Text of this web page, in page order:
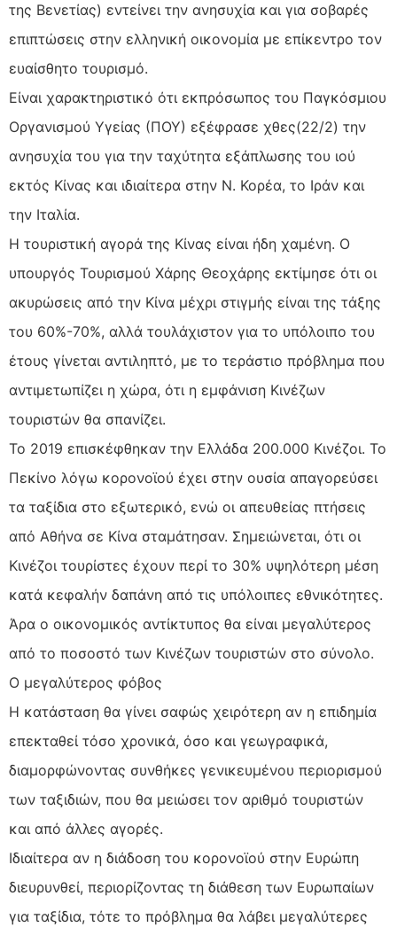
της Βενετίας) εντείνει την ανησυχία και για σοβαρές
επιπτώσεις στην ελληνική οικονομία με επίκεντρο τον
ευαίσθητο τουρισμό.
Είναι χαρακτηριστικό ότι εκπρόσωπος του Παγκόσμιου
Οργανισμού Υγείας (ΠΟΥ) εξέφρασε χθες(22/2) την
ανησυχία του για την ταχύτητα εξάπλωσης του ιού
εκτός Κίνας και ιδιαίτερα στην Ν. Κορέα, το Ιράν και
την Ιταλία.
H τουριστική αγορά της Κίνας είναι ήδη χαμένη. Ο
υπουργός Τουρισμού Χάρης Θεοχάρης εκτίμησε ότι οι
ακυρώσεις από την Κίνα μέχρι στιγμής είναι της τάξης
του 60%-70%, αλλά τουλάχιστον για το υπόλοιπο του
έτους γίνεται αντιληπτό, με το τεράστιο πρόβλημα που
αντιμετωπίζει η χώρα, ότι η εμφάνιση Κινέζων
τουριστών θα σπανίζει.
Το 2019 επισκέφθηκαν την Ελλάδα 200.000 Κινέζοι. Το
Πεκίνο λόγω κορονοϊού έχει στην ουσία απαγορεύσει
τα ταξίδια στο εξωτερικό, ενώ οι απευθείας πτήσεις
από Αθήνα σε Κίνα σταμάτησαν. Σημειώνεται, ότι οι
Κινέζοι τουρίστες έχουν περί το 30% υψηλότερη μέση
κατά κεφαλήν δαπάνη από τις υπόλοιπες εθνικότητες.
Άρα ο οικονομικός αντίκτυπος θα είναι μεγαλύτερος
από το ποσοστό των Κινέζων τουριστών στο σύνολο.
Ο μεγαλύτερος φόβος
Η κατάσταση θα γίνει σαφώς χειρότερη αν η επιδημία
επεκταθεί τόσο χρονικά, όσο και γεωγραφικά,
διαμορφώνοντας συνθήκες γενικευμένου περιορισμού
των ταξιδιών, που θα μειώσει τον αριθμό τουριστών
και από άλλες αγορές.
Ιδιαίτερα αν η διάδοση του κορονοϊού στην Ευρώπη
διευρυνθεί, περιορίζοντας τη διάθεση των Ευρωπαίων
για ταξίδια, τότε το πρόβλημα θα λάβει μεγαλύτερες